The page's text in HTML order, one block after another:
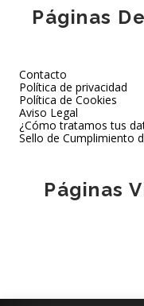
Páginas
Contacto
Política de privacidad
Política de Cookies
Aviso Legal
¿Cómo tratamos tus
Sello de Cumplimiento
Páginas